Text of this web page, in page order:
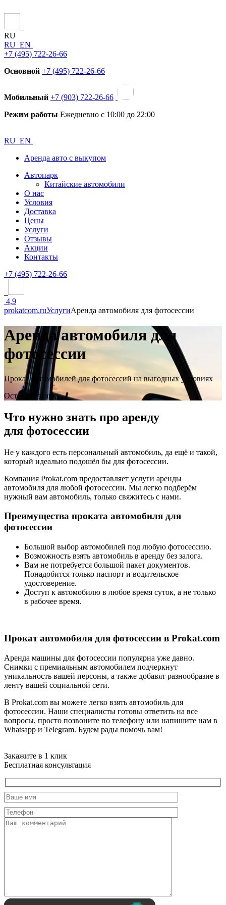
RU
RU EN
+7 (495) 722-26-66
Основной +7 (495) 722-26-66
Мобильный +7 (903) 722-26-66
Режим работы Ежедневно с 10:00 до 22:00
RU EN
Аренда авто с выкупом
Автопарк
Китайские автомобили
О нас
Условия
Доставка
Цены
Услуги
Отзывы
Акции
Контакты
+7 (495) 722-26-66
4,9
prokatcom.ruУслугиАренда автомобиля для фотосессии
Аренда автомобиля для
фотосессии
Прокат автомобилей для фотосессий на выгодных условиях
Оставить заявку
Что нужно знать про аренду
для фотосессии
Не у каждого есть персональный автомобиль, да ещё и такой,
который идеально подошёл бы для фотосессии.
Компания Prokat.com предоставляет услуги аренды
автомобиля для любой фотосессии. Мы легко подберём
нужный вам автомобиль, только свяжитесь с нами.
Преимущества проката автомобиля для
фотосессии
Большой выбор автомобилей под любую фотосессию.
Возможность взять автомобиль в аренду без залога.
Вам не потребуется большой пакет документов.
Понадобится только паспорт и водительское
удостоверение.
Доступ к автомобилю в любое время суток, а не только
в рабочее время.
Прокат автомобиля для фотосессии в Prokat.com
Аренда машины для фотосессии популярна уже давно.
Снимки с премиальным автомобилем подчеркнут
уникальность вашей персоны, а также добавят разнообразие в
ленту вашей социальной сети.
В Prokat.com вы можете легко взять автомобиль для
фотосессии. Наши специалисты готовы ответить на все
вопросы, просто позвоните по телефону или напишите нам в
Whatsapp и Telegram. Будем рады помочь вам!
Закажите в 1 клик
Бесплатная консультация